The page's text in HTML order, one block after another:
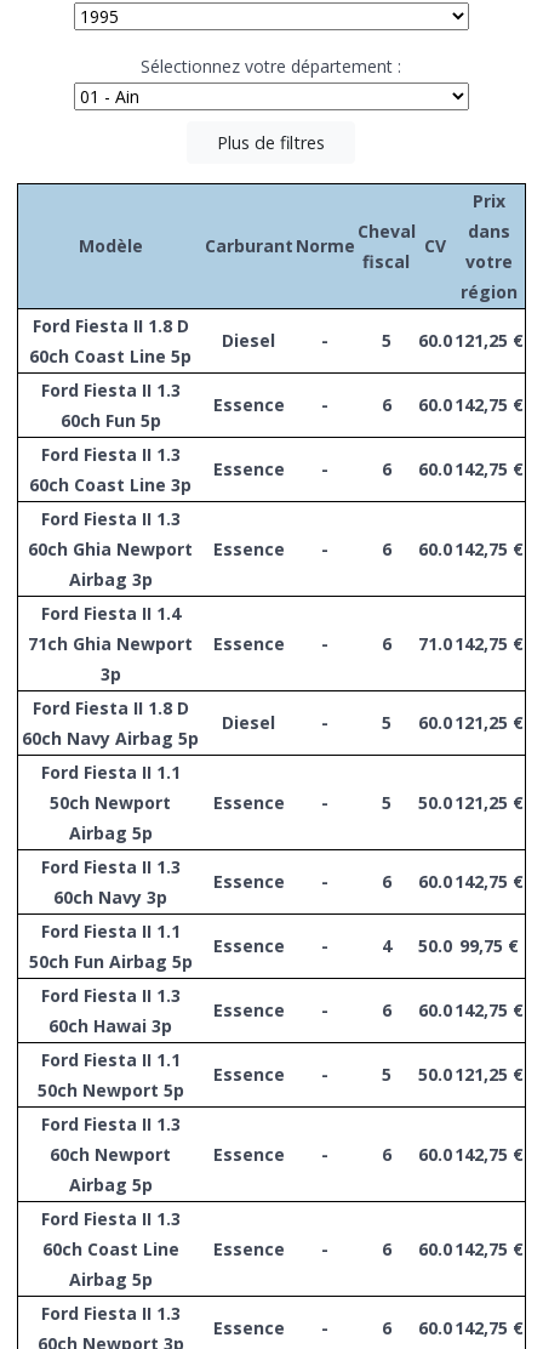
Sélectionnez votre département :
Plus de filtres
Modèle Carburant Norme
Cheval
fiscal
CV
Prix
dans
votre
région
Ford Fiesta II 1.8 D
60ch Coast Line 5p
Diesel - 5 60.0121,25 €
Ford Fiesta II 1.3
60ch Fun 5p
Essence - 6 60.0142,75 €
Ford Fiesta II 1.3
60ch Coast Line 3p
Essence - 6 60.0142,75 €
Ford Fiesta II 1.3
60ch Ghia Newport
Airbag 3p
Essence - 6 60.0142,75 €
Ford Fiesta II 1.4
71ch Ghia Newport
3p
Essence - 6 71.0142,75 €
Ford Fiesta II 1.8 D
60ch Navy Airbag 5p
Diesel - 5 60.0121,25 €
Ford Fiesta II 1.1
50ch Newport
Airbag 5p
Essence - 5 50.0121,25 €
Ford Fiesta II 1.3
60ch Navy 3p
Essence - 6 60.0142,75 €
Ford Fiesta II 1.1
50ch Fun Airbag 5p
Essence - 4 50.0 99,75 €
Ford Fiesta II 1.3
60ch Hawai 3p
Essence - 6 60.0142,75 €
Ford Fiesta II 1.1
50ch Newport 5p
Essence - 5 50.0121,25 €
Ford Fiesta II 1.3
60ch Newport
Airbag 5p
Essence - 6 60.0142,75 €
Ford Fiesta II 1.3
60ch Coast Line
Airbag 5p
Essence - 6 60.0142,75 €
Ford Fiesta II 1.3
60ch Newport 3p
Essence - 6 60.0142,75 €